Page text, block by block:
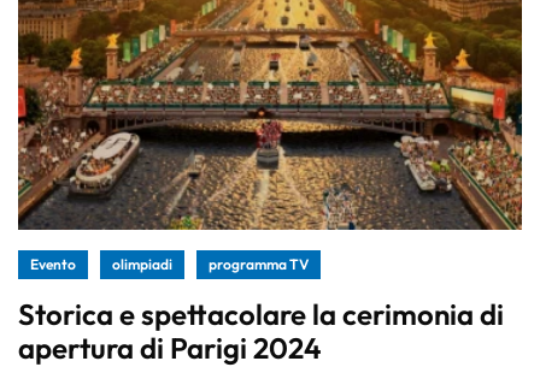
Evento olimpiadi programma TV
Storica e spettacolare la cerimonia di
apertura di Parigi 2024